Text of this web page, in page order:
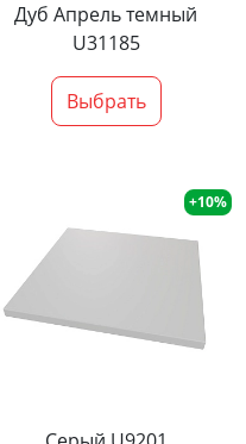
Дуб Апрель темный
U31185
Выбрать
+10%